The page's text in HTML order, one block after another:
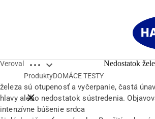
Veroval Open breadcrumbs
Close breadcrumbs
ProduktyDOMÁCE TESTY
Nedostatok
Železo hrá dôležitú úlohu v zásobovaní
energetickom metabolizme.Typickými
železa sú otupenosť a vyčerpanie, častá
hlavy alebo nedostatok sústredenia.
intenzívne búšenie srdca